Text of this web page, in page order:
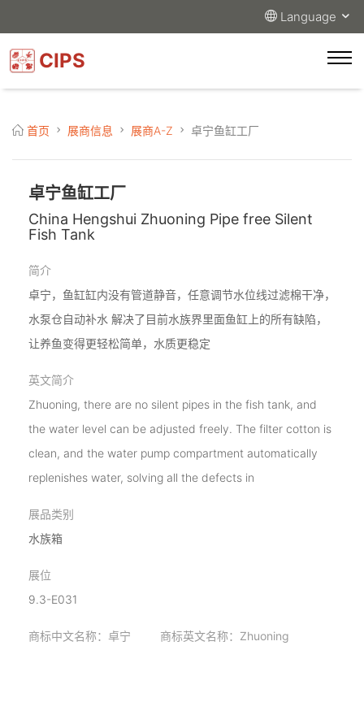
Language
CIPS
首页 展商信息 展商A-Z 卓宁鱼缸工厂
卓宁鱼缸工厂
China Hengshui Zhuoning Pipe free Silent
Fish Tank
简介
卓宁，鱼缸缸内没有管道静音，任意调节水位线过滤棉干净，
水泵仓自动补水 解决了目前水族界里面鱼缸上的所有缺陷，
让养鱼变得更轻松简单，水质更稳定
英文简介
Zhuoning, there are no silent pipes in the fish tank, and
the water level can be adjusted freely. The filter cotton is
clean, and the water pump compartment automatically
replenishes water, solving all the defects in
展品类别
水族箱
展位
9.3-E031
商标中文名称：卓宁 商标英文名称：Zhuoning